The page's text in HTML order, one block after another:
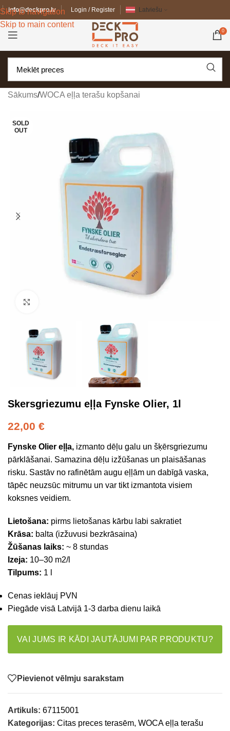
Skip to navigation
Skip to main content
info@deckpro.lv Login / Register Latviešu
0
Sākums/WOCA eļļa terašu kopšanai
SOLD
OUT
Skersgriezumu eļļa Fynske Olier, 1l
22,00 €
Fynske Olier eļļa, izmanto dēļu galu un šķērsgriezumu
pārklāšanai. Samazina dēļu izžūšanas un plaisāšanas
risku. Sastāv no rafinētām augu eļļām un dabīgā vaska,
tāpēc neuzsūc mitrumu un var tikt izmantota visiem
koksnes veidiem.
Lietošana: pirms lietošanas kārbu labi sakratiet
Krāsa: balta (izžuvusi bezkrāsaina)
Žūšanas laiks: ~ 8 stundas
Izeja: 10–30 m2/l
Tilpums: 1 l
Cenas ieklāuj PVN
Piegāde visā Latvijā 1-3 darba dienu laikā
VAI JUMS IR KĀDI JAUTĀJUMI PAR PRODUKTU?
Pievienot vēlmju sarakstam
Artikuls: 67115001
Kategorijas: Citas preces terasēm, WOCA eļļa terašu